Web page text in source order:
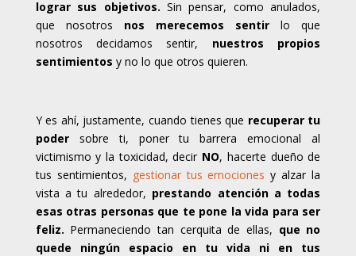
lograr sus objetivos. Sin pensar, como anulados,
que nosotros nos merecemos sentirlo que
nosotros decidamos sentir, nuestros propios
sentimientos y no lo que otros quieren.
Y es ahí, justamente, cuando tienes que recuperar tu
poder sobre ti, poner tu barrera emocional al
victimismo y la toxicidad, decir NO, hacerte dueño de
tus sentimientos, gestionar tus emocionesy alzar la
vista a tu alrededor, prestando atención a todas
esas otras personas que te pone la vida para ser
feliz. Permaneciendo tan cerquita de ellas, que no
quede ningún espacio en tu vida ni en tus